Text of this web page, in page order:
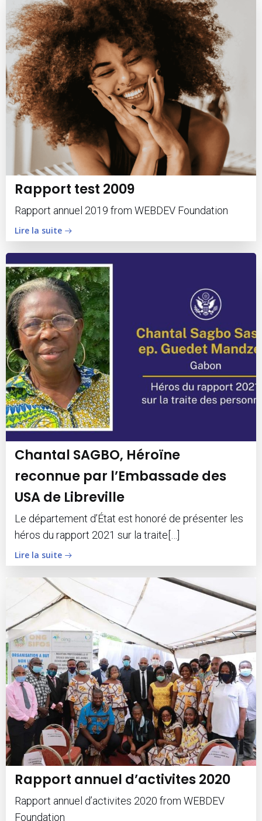
Rapport test 2009
Rapport annuel 2019 from WEBDEV Foundation
Lire la suite
Chantal SAGBO, Héroïne
reconnue par l’Embassade des
USA de Libreville
Le département d’État est honoré de présenter les
héros du rapport 2021 sur la traite[…]
Lire la suite
Rapport annuel d’activites 2020
Rapport annuel d’activites 2020 from WEBDEV
Foundation